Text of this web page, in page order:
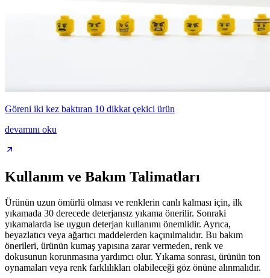
Göreni iki kez baktıran 10 dikkat çekici ürün
devamını oku
Kullanım ve Bakım Talimatları
Ürünün uzun ömürlü olması ve renklerin canlı kalması için, ilk
yıkamada 30 derecede deterjansız yıkama önerilir. Sonraki
yıkamalarda ise uygun deterjan kullanımı önemlidir. Ayrıca,
beyazlatıcı veya ağartıcı maddelerden kaçınılmalıdır. Bu bakım
önerileri, ürünün kumaş yapısına zarar vermeden, renk ve
dokusunun korunmasına yardımcı olur. Yıkama sonrası, ürünün ton
oynamaları veya renk farklılıkları olabileceği göz önüne alınmalıdır.